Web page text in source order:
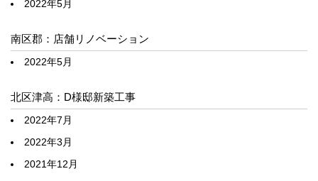
2022年5月
南区郡：店舗リノベーション
2022年5月
北区津高：D様邸新築工事
2022年7月
2022年3月
2021年12月